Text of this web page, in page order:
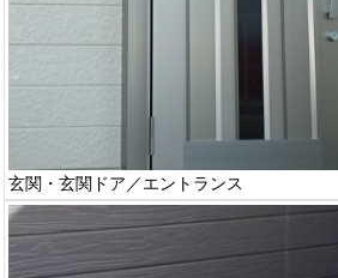
玄関・玄関ドア／エントランス